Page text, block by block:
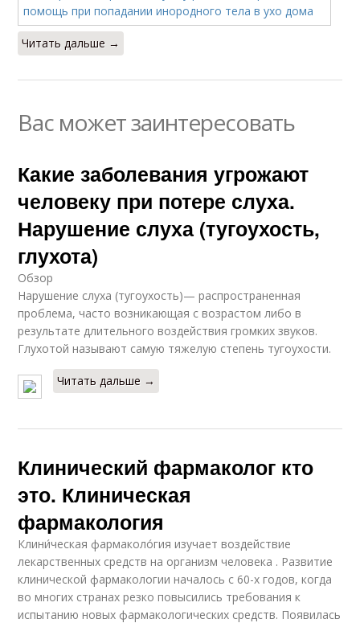
Читать дальше →
Вас может заинтересовать
Какие заболевания угрожают
человеку при потере слуха.
Нарушение слуха (тугоухость,
глухота)
Обзор
Нарушение слуха (тугоухость)— распространенная
проблема, часто возникающая с возрастом либо в
результате длительного воздействия громких звуков.
Глухотой называют самую тяжелую степень тугоухости.
Читать дальше →
Клинический фармаколог кто
это. Клиническая
фармакология
Клини́ческая фармаколо́гия изучает воздействие
лекарственных средств на организм человека . Развитие
клинической фармакологии началось с 60-х годов, когда
во многих странах резко повысились требования к
испытанию новых фармакологических средств. Появилась